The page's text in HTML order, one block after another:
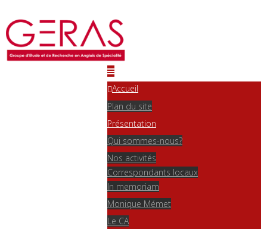
Accueil
Plan du site
Présentation
Qui sommes-nous?
Nos activités
Correspondants locaux
In memoriam
Monique Mémet
Le CA